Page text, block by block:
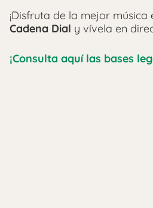
¡Disfruta de la mejor música
Cadena Dial y vívela en
¡Consulta aquí las bases